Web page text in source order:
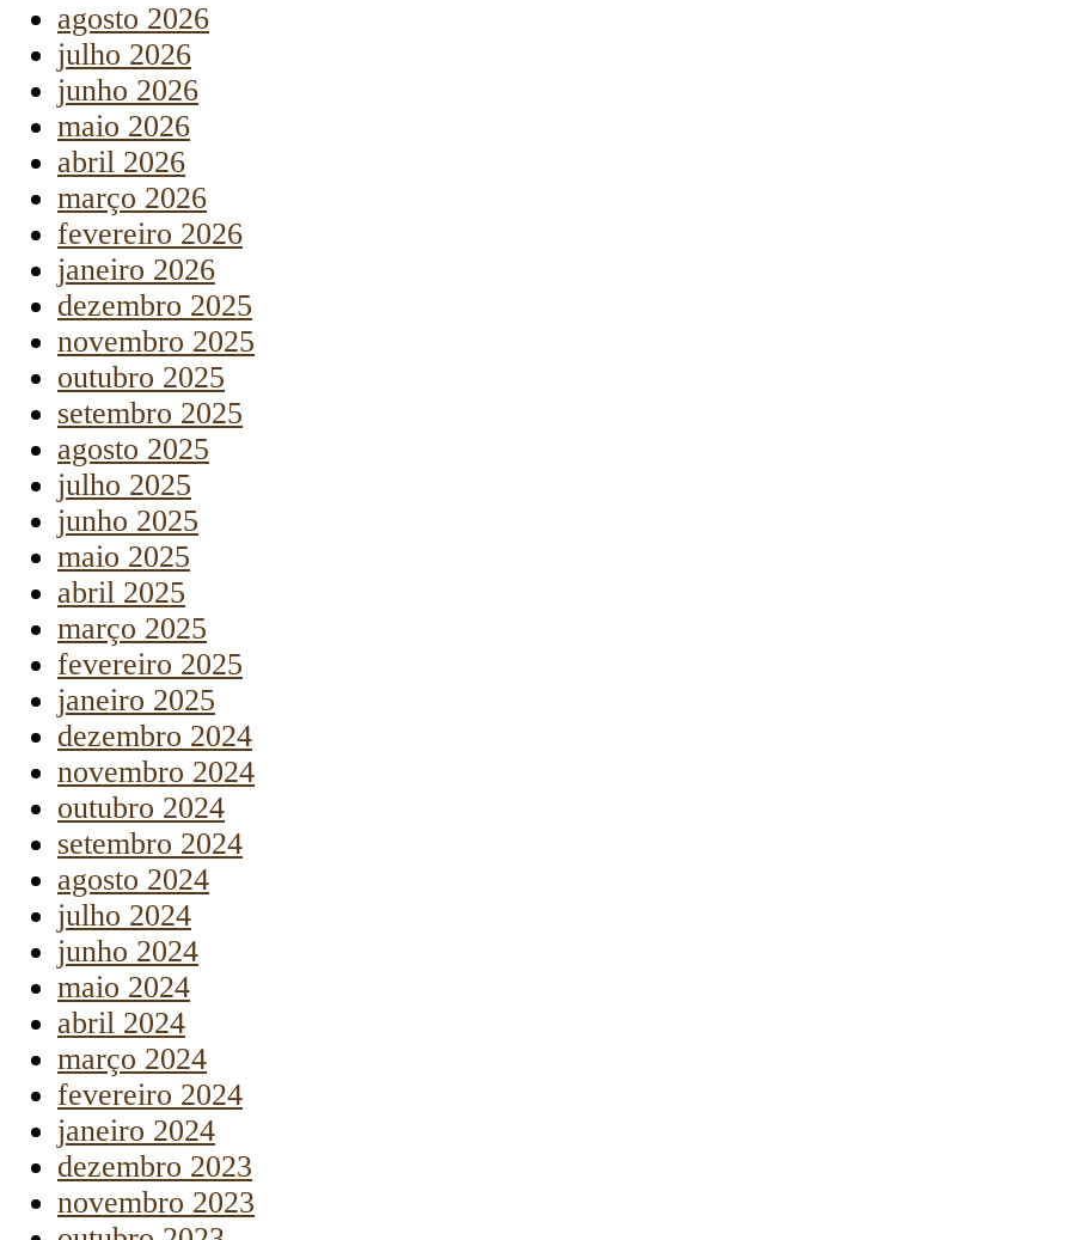
agosto 2026
julho 2026
junho 2026
maio 2026
abril 2026
março 2026
fevereiro 2026
janeiro 2026
dezembro 2025
novembro 2025
outubro 2025
setembro 2025
agosto 2025
julho 2025
junho 2025
maio 2025
abril 2025
março 2025
fevereiro 2025
janeiro 2025
dezembro 2024
novembro 2024
outubro 2024
setembro 2024
agosto 2024
julho 2024
junho 2024
maio 2024
abril 2024
março 2024
fevereiro 2024
janeiro 2024
dezembro 2023
novembro 2023